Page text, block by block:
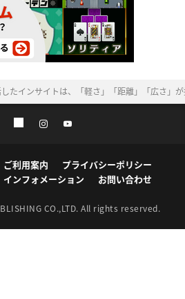
たインサイトは、「軽さ」「距離」「広さ」
ご利用案内
プライバシーポリシー
インフォメーション お問い合わせ
CO.,LTD. All rights reserved.